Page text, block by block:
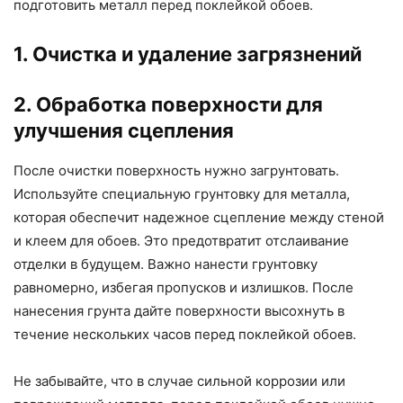
подготовить металл перед поклейкой обоев.
1. Очистка и удаление загрязнений
2. Обработка поверхности для
улучшения сцепления
После очистки поверхность нужно загрунтовать.
Используйте специальную грунтовку для металла,
которая обеспечит надежное сцепление между стеной
и клеем для обоев. Это предотвратит отслаивание
отделки в будущем. Важно нанести грунтовку
равномерно, избегая пропусков и излишков. После
нанесения грунта дайте поверхности высохнуть в
течение нескольких часов перед поклейкой обоев.
Не забывайте, что в случае сильной коррозии или